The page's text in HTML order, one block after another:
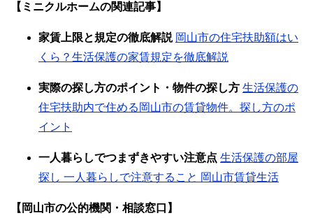
【ミニクルホームの関連記事】
家賃上限と規定の徹底解説 岡山市の住宅扶助額はい
くら？生活保護の家賃規定を徹底解説
実際の探し方のポイント・物件の探し方 生活保護の
住宅扶助内で住める岡山市の賃貸物件。探し方のポ
イント
一人暮らしでつまずきやすい注意点 生活保護の部屋
探し 一人暮らしで注意すること 岡山市賃貸生活
【岡山市の公的機関・相談窓口】